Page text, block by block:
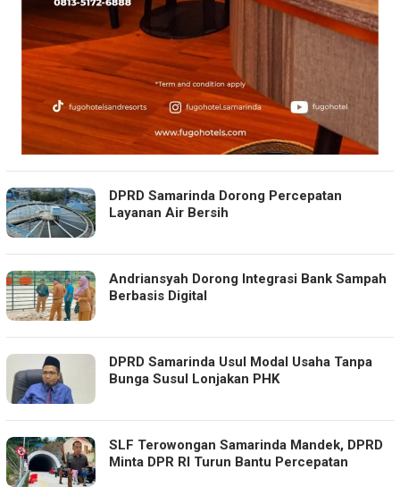
DPRD Samarinda Dorong Percepatan
Layanan Air Bersih
Andriansyah Dorong Integrasi Bank Sampah
Berbasis Digital
DPRD Samarinda Usul Modal Usaha Tanpa
Bunga Susul Lonjakan PHK
SLF Terowongan Samarinda Mandek, DPRD
Minta DPR RI Turun Bantu Percepatan